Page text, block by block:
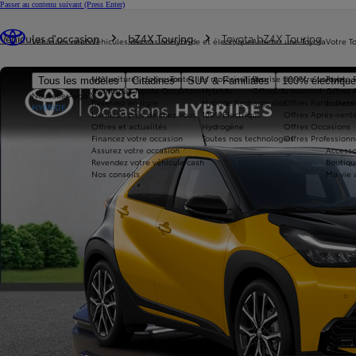
Passer au contenu suivant (Press Enter)
Véhicules neufs
Tous les modèles Citadines SUV & Familiales 100%
Nouvelle Aygo X
HYBRIDE
Véhicules d'occasion
Nos voitures d'occasion
Avantages Toyota Occasions
Réservez en ligne
Livraison près de chez vous
Offres et actualités
Financez votre occasion
Assurez votre occasion
Revendez votre véhicule cash
Nos conseils
Hybride et électrique
Toutes les motorisations
Hybride
Hybride Rechargeable
100% Électrique
Hydrogène
Toutes nos technologies
Acheter une Toyota
Reprise de votre voiture
Offres du moment
Offres Après-
Offres Occasions
Offres
Votre
Toyota
Offres
Ma vie
Véhicules d'occasion bZ4X Touring Toyota bZ4X Touring